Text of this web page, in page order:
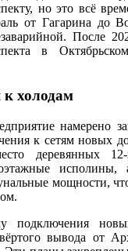
но это всё
от Гагарина до
После
в
к холодам
намерено
к сетям новых
деревянных
мощности,
подключения
вывода от